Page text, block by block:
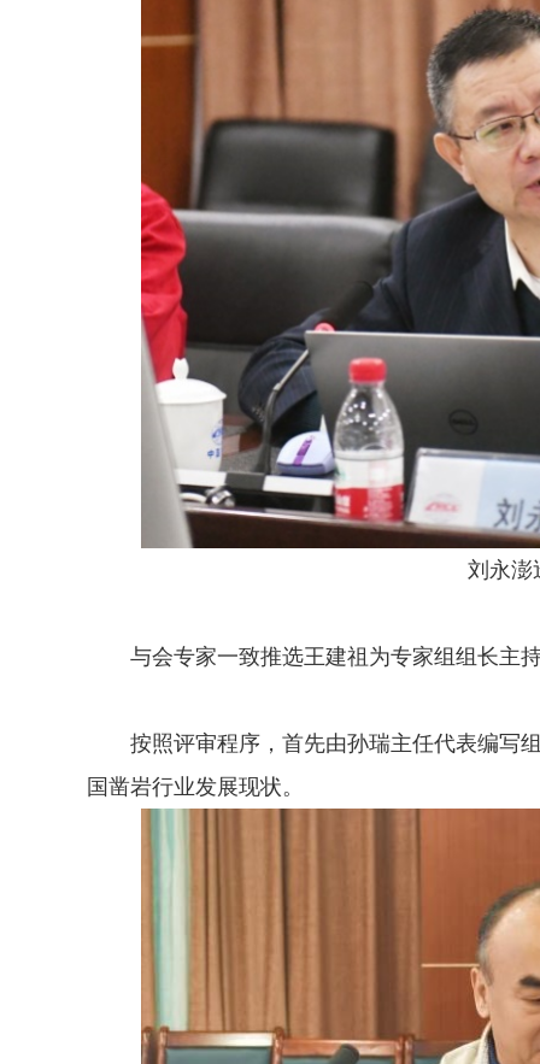
刘永澎
与会专家一致推选王建祖为专家组组长主
按照评审程序，首先由孙瑞主任代表编写
国凿岩行业发展现状。